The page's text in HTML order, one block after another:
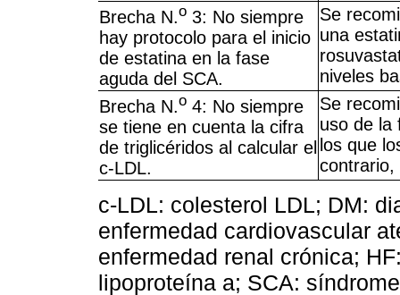
Brecha N.o 3: No siempre
hay protocolo para el inicio
de estatina en la fase
aguda del SCA.
Se
una
niveles
Brecha N.o 4: No siempre
se tiene en cuenta la cifra
de triglicéridos al calcular el
c-LDL.
Se
uso de la
los que
contrario,
c-LDL: colesterol LDL; DM:
enfermedad cardiovascular
enfermedad renal crónica;
lipoproteína a; SCA: